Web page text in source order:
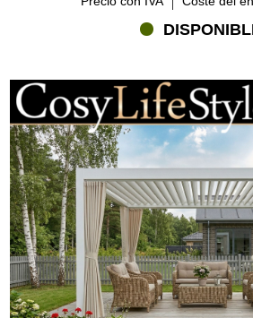
otros equipos
Los accesorios para cenadores también
todavía más. Se crea una sensación
en un elegante cenador en compañía de
disfrutando de una comida que viene tal
barbacoa a un lado del cenador. Otros
como un cómodo sillón reclinable o un
pueden regalar muchas horas
un cenador de calidad siempre tienes un
exterior aunque brille el sol o llueva. Da
accesorios para cenadores que
laterales y los mosquiteros que están en
también mobiliario lounge, juegos de
patio y mucho más.